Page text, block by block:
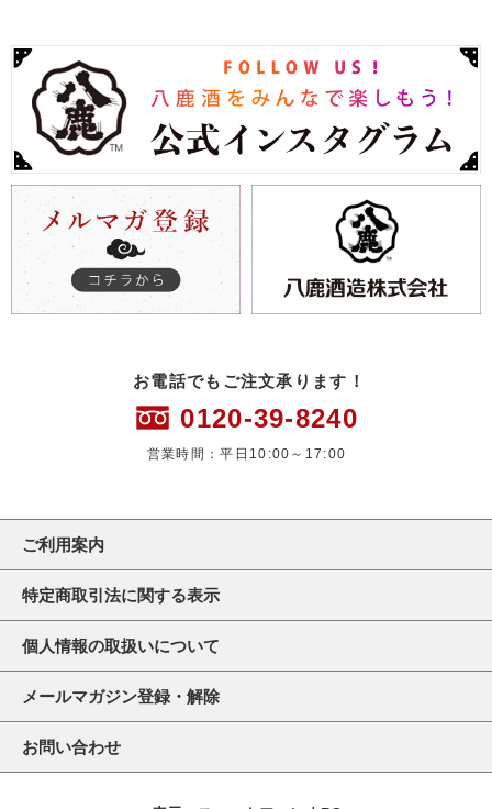
お電話でもご注文承ります！
0120-39-8240
営業時間：平日10:00～17:00
ご利用案内
特定商取引法に関する表示
個人情報の取扱いについて
メールマガジン登録・解除
お問い合わせ